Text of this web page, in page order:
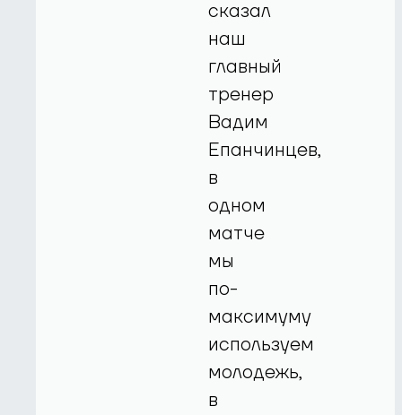
сказал
наш
главный
тренер
Вадим
Епанчинцев,
в
одном
матче
мы
по-
максимуму
используем
молодежь,
в